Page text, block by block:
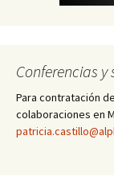
Conferencias y
Para contratación
colaboraciones en